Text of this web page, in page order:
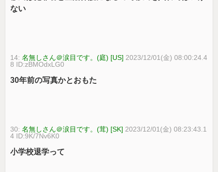
ない
14:名無しさん＠涙目です。(庭) [US] 2023/12/01(金) 08:00:24.4
8 ID:zBMOdxLG0
30年前の写真かとおもた
30:名無しさん＠涙目です。(茸) [SK] 2023/12/01(金) 08:23:43.1
4 ID:9K/7Nv6K0
小学校退学って